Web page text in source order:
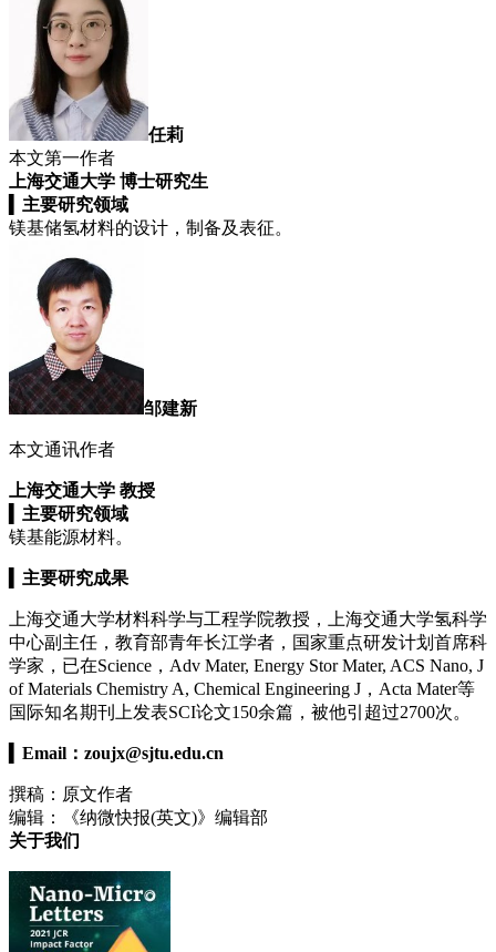
任莉
本文第一作者
上海交通大学 博士研究生
主要研究领域
镁基储氢材料的设计，制备及表征。
邹建新
本文通讯作者
上海交通大学 教授
主要研究领域
镁基能源材料。
主要研究成果
上海交通大学材料科学与工程学院教授，上海交通大学氢科学
中心副主任，教育部青年长江学者，国家重点研发计划首席科
学家，已在Science，Adv Mater, Energy Stor Mater, ACS Nano, J
of Materials Chemistry A, Chemical Engineering J，Acta Mater等
国际知名期刊上发表SCI论文150余篇，被他引超过2700次。
Email： zoujx@sjtu.edu.cn
撰稿：原文作者
编辑：《纳微快报(英文)》编辑部
关于我们